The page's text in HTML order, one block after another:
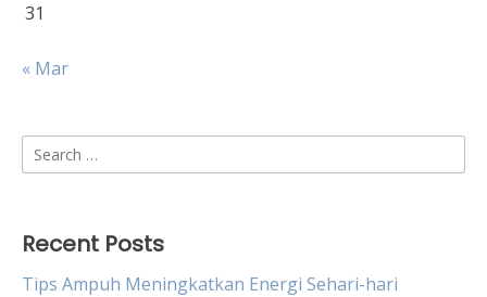
31
« Mar
Search
for:
Recent Posts
Tips Ampuh Meningkatkan Energi Sehari-hari